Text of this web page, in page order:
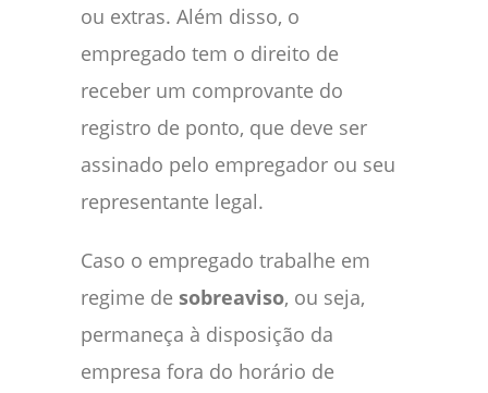
ou extras. Além disso, o
empregado tem o direito de
receber um comprovante do
registro de ponto, que deve ser
assinado pelo empregador ou seu
representante legal.
Caso o empregado trabalhe em
regime de sobreaviso, ou seja,
permaneça à disposição da
empresa fora do horário de